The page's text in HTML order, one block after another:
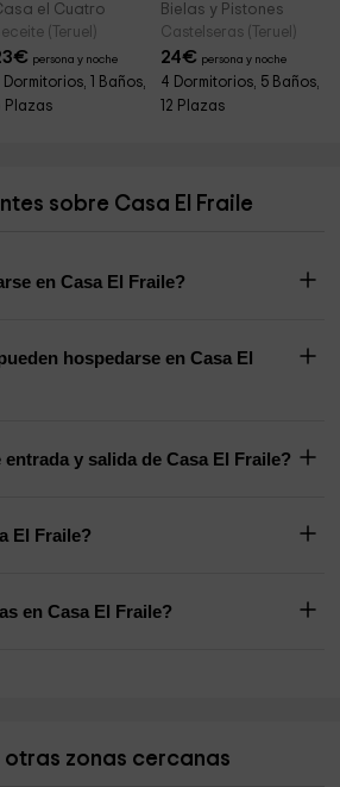
el Cuatro
(Teruel)
€ persona y noche
Dormitorios, 1 Baños,
Plazas
Bielas y Pistones
Castelseras (Teruel)
24€ persona y noche
4 Dormitorios, 5 Baños,
12 Plazas
sobre Casa El Fraile
en Casa El Fraile?
hospedarse en Casa El
Cuál es el horario de entrada y salida de Casa El Fraile?
El Fraile?
en Casa El Fraile?
otras zonas cercanas